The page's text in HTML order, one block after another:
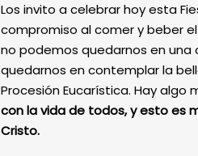
Los invito a celebrar hoy esta
compromiso al comer y beber
no podemos quedarnos en
quedarnos en contemplar la
Procesión Eucarística. Hay algo
con la vida de todos, y esto es
Cristo.